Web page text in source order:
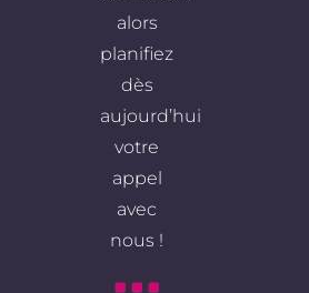
alors
planifiez
dès
aujourd’hui
votre
appel
avec
nous !